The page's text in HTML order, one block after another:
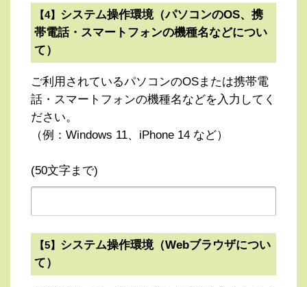
【4】 システム操作環境（パソコンのOS、携
帯電話・スマートフォンの機種名などについ
て）
ご利用されているパソコンのOSまたは携帯電
話・スマートフォンの機種名などを入力してく
ださい。
（例：Windows 11、iPhone 14 など）
(50文字まで)
【5】 システム操作環境（Webブラウザについ
て）